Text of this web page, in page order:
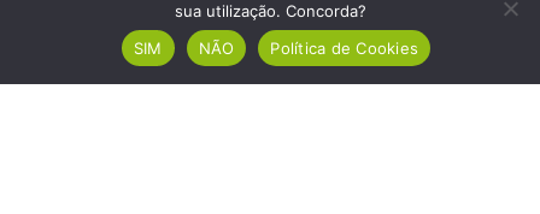
sua utilização. Concorda?
SIM
NÃO Política de Cookies